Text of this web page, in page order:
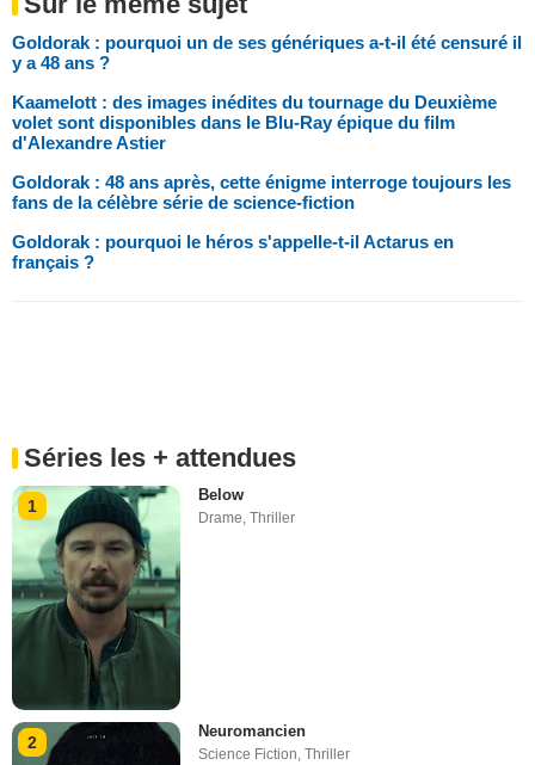
Goldorak : pourquoi un de ses génériques a-t-il été censuré il
y a 48 ans ?
Kaamelott : des images inédites du tournage du Deuxième
volet sont disponibles dans le Blu-Ray épique du film
d'Alexandre Astier
Goldorak : 48 ans après, cette énigme interroge toujours les
fans de la célèbre série de science-fiction
Goldorak : pourquoi le héros s'appelle-t-il Actarus en
français ?
Séries les + attendues
1
Below
Drame ,Thriller
2
Neuromancien
Science Fiction,Thriller